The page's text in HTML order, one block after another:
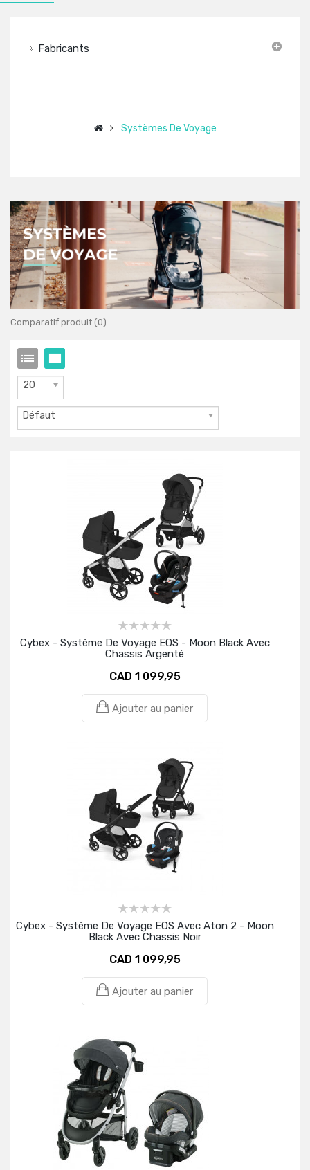
Fabricants
Systèmes De Voyage
Comparatif produit (0)
20
Défaut
Cybex - Système De Voyage EOS - Moon Black Avec
Chassis Argenté
CAD 1 099,95
Ajouter au panier
Cybex - Système De Voyage EOS Avec Aton 2 - Moon
Black Avec Chassis Noir
CAD 1 099,95
Ajouter au panier